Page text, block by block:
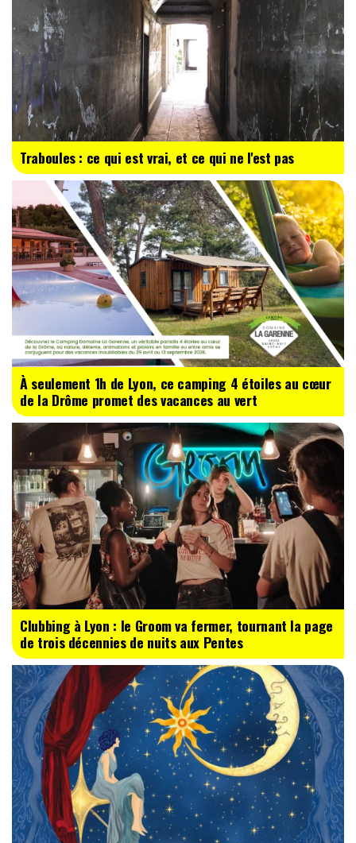
Traboules : ce qui est vrai, et ce qui ne l'est pas
À seulement 1h de Lyon, ce camping 4 étoiles au cœur
de la Drôme promet des vacances au vert
Clubbing à Lyon : le Groom va fermer, tournant la page
de trois décennies de nuits aux Pentes